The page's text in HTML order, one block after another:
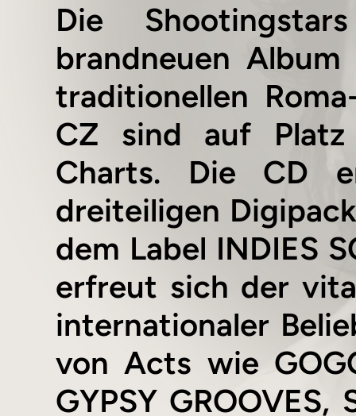
Die
brandneuen
traditionellen
CZ sind auf Platz
Charts. Die CD
dreiteiligen
dem Label INDIES
erfreut sich der
internationaler
von Acts wie
GYPSY GROOVES,